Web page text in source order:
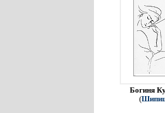
Богиня
(